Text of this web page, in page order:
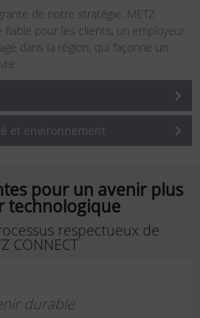
de notre stratégie. METZ
fiable pour les clients, un employeur
dans la région, qui façonne un
et environnement
pour un avenir plus
technologique
respectueux de
CONNECT
durable